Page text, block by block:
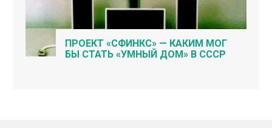
ПРОЕКТ «СФИНКС» — КАКИМ МОГ
БЫ СТАТЬ «УМНЫЙ ДОМ» В СССР